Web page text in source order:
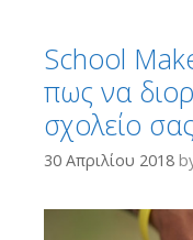
School
πως να
σχολείο σας
30 Απριλίου 2018